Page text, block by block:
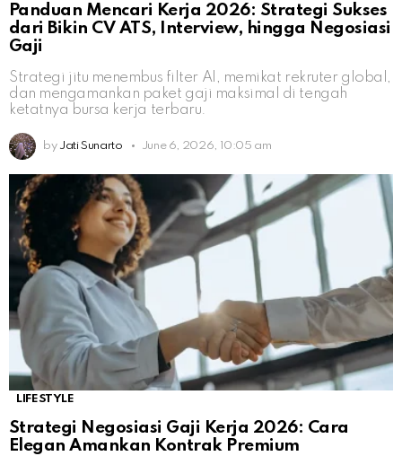
Panduan Mencari Kerja 2026: Strategi Sukses
dari Bikin CV ATS, Interview, hingga Negosiasi
Gaji
Strategi jitu menembus filter AI, memikat rekruter global,
dan mengamankan paket gaji maksimal di tengah
ketatnya bursa kerja terbaru.
by Jati Sunarto June 6, 2026, 10:05 am
LIFESTYLE
Strategi Negosiasi Gaji Kerja 2026: Cara
Elegan Amankan Kontrak Premium